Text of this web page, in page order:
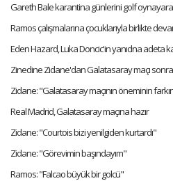
Gareth Bale karantina günlerini golf
Ramos çalışmalarına çocuklarıyla birlikte
Eden Hazard, Luka Doncic'in yanıdna adeta
Zinedine Zidane'dan Galatasaray maçı
Zidane: "Galatasaray maçının öneminin
Real Madrid, Galatasaray maçına hazır
Zidane: "Courtois bizi yenilgiden kurtardı"
Zidane: "Görevimin başındayım"
Ramos: "Falcao büyük bir golcü"